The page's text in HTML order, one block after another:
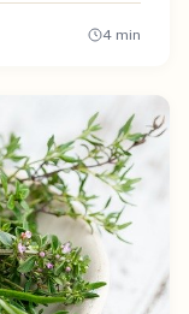
4 min